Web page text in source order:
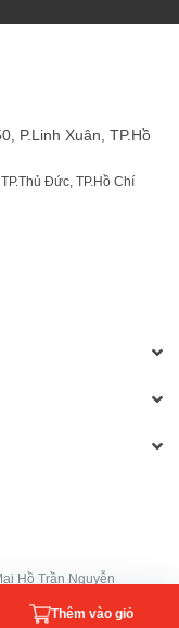
P.Linh Xuân, TP.Hồ
Đức, TP.Hồ Chí
Hồ Trần Nguyễn
22/08/2003
Thêm vào giỏ